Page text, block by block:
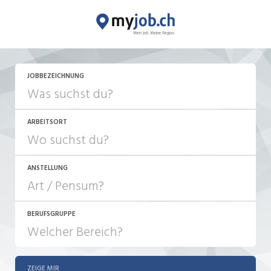
JOBBEZEICHNUNG
ARBEITSORT
ANSTELLUNG
JOB-TYP
Festanstellung
BERUFSGRUPPE
ZEIGE MIR